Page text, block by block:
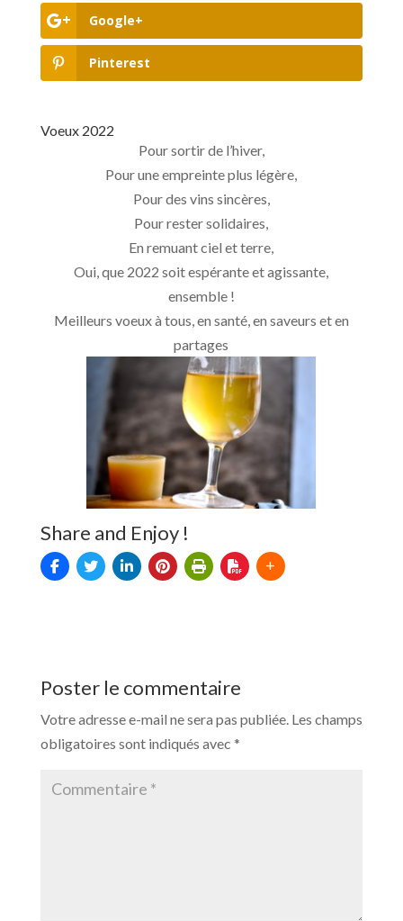
Google+
Pinterest
Voeux 2022
Pour sortir de l’hiver,
Pour une empreinte plus légère,
Pour des vins sincères,
Pour rester solidaires,
En remuant ciel et terre,
Oui, que 2022 soit espérante et agissante,
ensemble !
Meilleurs voeux à tous, en santé, en saveurs et en
partages
Share and Enjoy !
Poster le commentaire
Votre adresse e-mail ne sera pas publiée. Les champs
obligatoires sont indiqués avec *